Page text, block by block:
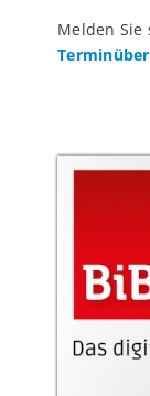
Melden Sie